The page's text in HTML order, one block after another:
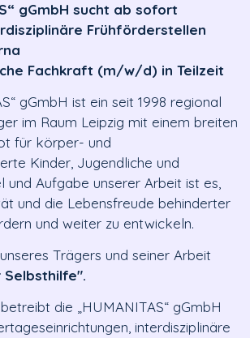
gGmbH sucht ab sofort
Frühförderstellen
Fachkraft (m/w/d) in Teilzeit
gGmbH ist ein seit 1998 regional
im Raum Leipzig mit einem breiten
für körper- und
Kinder, Jugendliche und
und Aufgabe unserer Arbeit ist es,
und die Lebensfreude behinderter
und weiter zu entwickeln.
Trägers und seiner Arbeit
Selbsthilfe".
die „HUMANITAS“ gGmbH
interdisziplinäre